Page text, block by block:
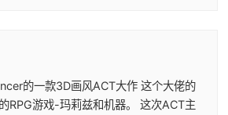
的一款3D画风ACT大作 这个大佬的
RPG游戏-玛莉兹和机器。 这次ACT主